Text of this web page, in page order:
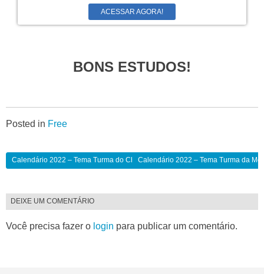
ACESSAR AGORA!
BONS ESTUDOS!
Posted in Free
Calendário 2022 – Tema Turma do Chave (1)Calendário 2022 – Tema Turma da
DEIXE UM COMENTÁRIO
Você precisa fazer o login para publicar um comentário.